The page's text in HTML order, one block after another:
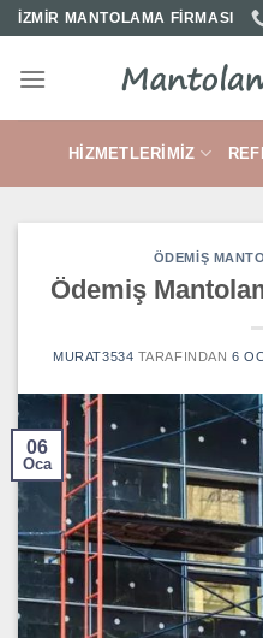
İçeriğe
İZMİR MANTOLAMA FİRMASI
HIZMETLERIMIZ
ÖDEMIŞ
Ödemiş
MURAT3534 TARAFINDAN 6
06
Oca